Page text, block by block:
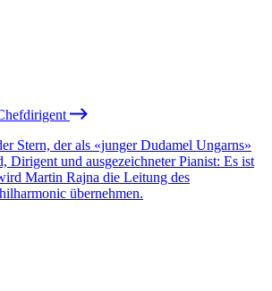
Stern, der als «junger Dudamel Ungarns»
Dirigent und ausgezeichneter Pianist: Es ist
Martin Rajna die Leitung des
übernehmen.